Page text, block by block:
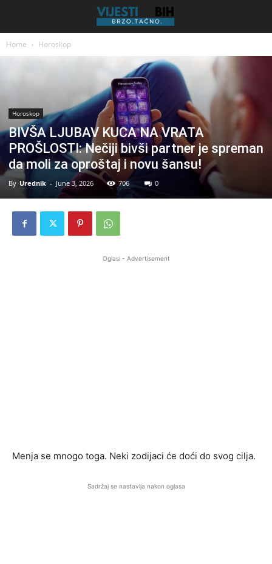
Home Horoskop
Horoskop
BIVŠA LJUBAV KUCA NA VRATA
PROŠLOSTI: Nečiji bivši partner je spreman
da moli za oproštaj i novu šansu!
By Urednik - June 3, 2026 706 0
Oglasi - Advertisement
Menja se mnogo toga. Neki zodijaci će doći do svog cilja.
Sadržaj se nastavlja nakon oglasa